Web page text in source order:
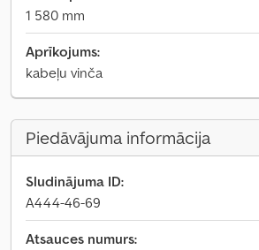
1 580 mm
Aprīkojums:
kabeļu vinča
Piedāvājuma informācija
Sludinājuma ID:
A444-46-69
Atsauces numurs: